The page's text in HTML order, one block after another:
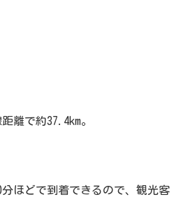
離で約37.4km。
ほどで到着できるので、観光客